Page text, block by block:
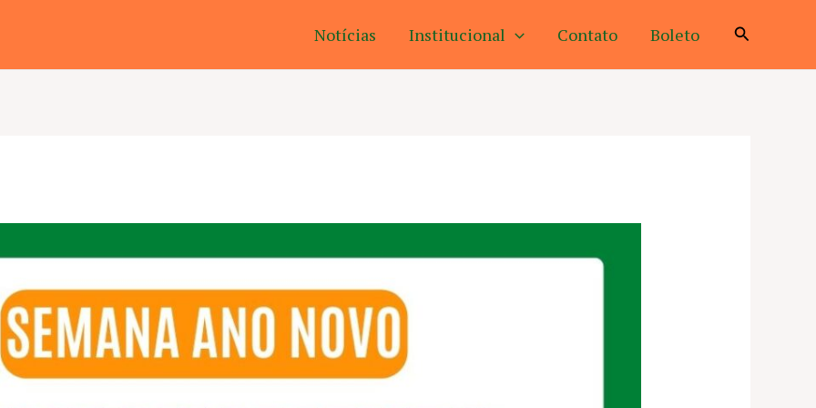
Notícias Institucional Contato Boleto Pesquisar